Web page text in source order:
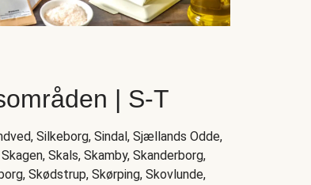
| S-T
Silkeborg, Sindal, Sjællands Odde,
Skals, Skamby, Skanderborg,
Skødstrup, Skørping, Skovlunde,